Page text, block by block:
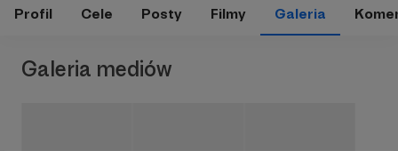
Profil Cele Posty Filmy Galeria
Galeria mediów